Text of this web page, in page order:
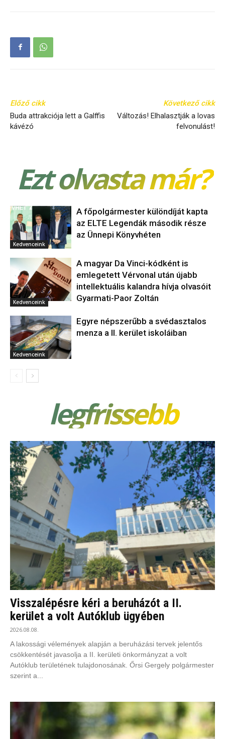
Előző cikk
Buda attrakciója lett a Galffis
kávézó
Következő cikk
Változás! Elhalasztják a lovas
felvonulást!
Ezt olvasta már?
Kedvenceink
A főpolgármester különdíját kapta
az ELTE Legendák második része
az Ünnepi Könyvhéten
Kedvenceink
A magyar Da Vinci-kódként is
emlegetett Vérvonal után újabb
intellektuális kalandra hívja olvasóit
Gyarmati-Paor Zoltán
Kedvenceink
Egyre népszerűbb a svédasztalos
menza a II. kerület iskoláiban
legfrissebb
Visszalépésre kéri a beruházót a II.
kerület a volt Autóklub ügyében
2026.08.08.
A lakossági vélemények alapján a beruházási tervek jelentős
csökkentését javasolja a II. kerületi önkormányzat a volt
Autóklub területének tulajdonosának. Őrsi Gergely polgármester
szerint a...